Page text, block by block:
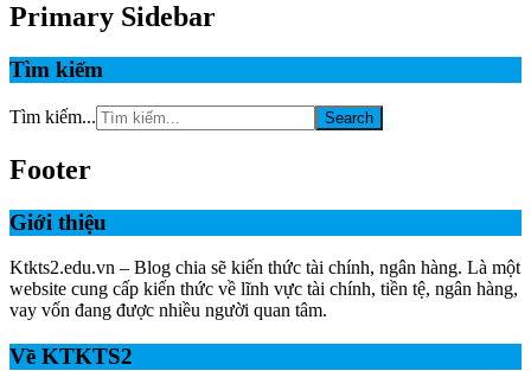
Primary Sidebar
Tìm kiếm
Tìm kiếm...
Footer
Giới thiệu
Ktkts2.edu.vn – Blog chia sẽ kiến thức tài chính, ngân hàng. Là một
website cung cấp kiến thức về lĩnh vực tài chính, tiền tệ, ngân hàng,
vay vốn đang được nhiều người quan tâm.
Về KTKTS2